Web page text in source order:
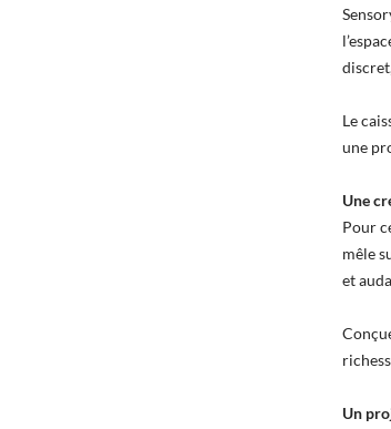
Le
une
Une
Pour
mêle
et
Un